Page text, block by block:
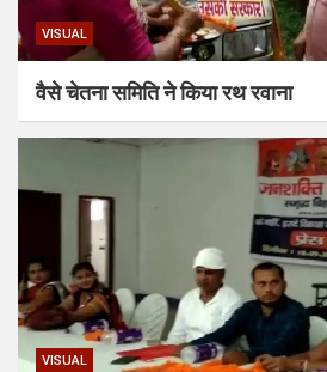
VISUAL
वैसे चेतना समिति ने किया रथ रवाना
VISUAL